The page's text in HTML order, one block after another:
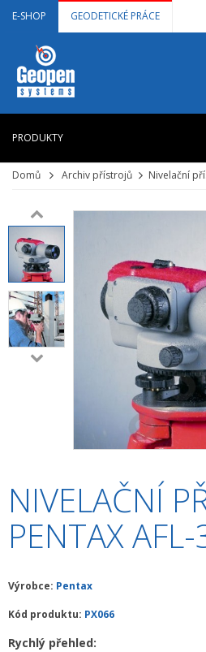
E-SHOP GEODETICKÉ PRÁCE
PRODUKTY
HOME
LASEROVÉ DÁLKOMĚRY
NIVELAČNÍ PŘÍSTROJE
STAVEBNÍ LASERY
DOKUMENTACE VE 3D
GNSS, GPS MĚŘENÍ
ODOLNÉ RUČNÍ POČÍTAČE A TABLETY
OSTATNÍ STAVEBNÍ MĚŘIDLA
ARCHIV PŘÍSTROJŮ
PŘÍSLUŠENSTVÍ K PŘÍSTROJŮM
Domů Archiv přístrojů Nivelační
NIVELAČNÍ
PENTAX AFL-
Výrobce: Pentax
Kód produktu: PX066
Rychlý přehled: